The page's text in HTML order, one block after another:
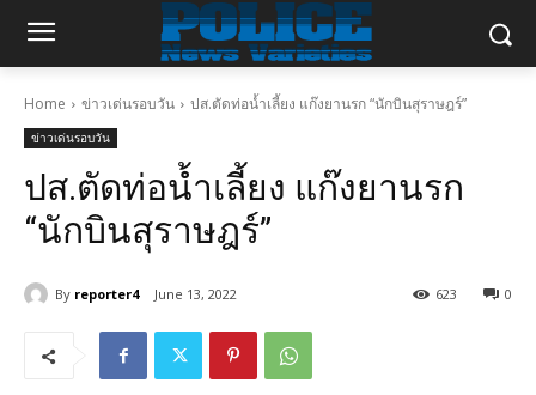
Home ข่าวเด่นรอบวัน ปส.ตัดท่อน้ำเลี้ยง แก๊งยานรก “นักบินสุราษฎร์”
ข่าวเด่นรอบวัน
ปส.ตัดท่อน้ำเลี้ยง แก๊งยานรก
“นักบินสุราษฎร์”
By reporter4 June 13, 2022 0
623